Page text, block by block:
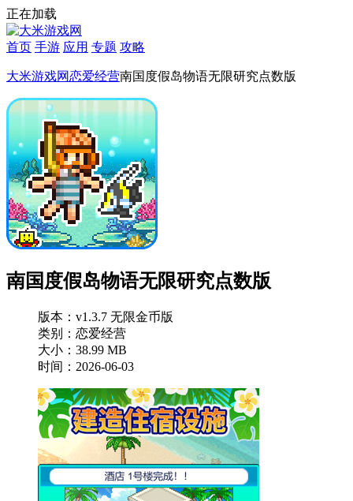
正在加载
首页 手游 应用 专题 攻略
大米游戏网恋爱经营南国度假岛物语无限研究点数版
南国度假岛物语无限研究点数版
版本：v1.3.7 无限金币版
类别：恋爱经营
大小：38.99 MB
时间：2026-06-03